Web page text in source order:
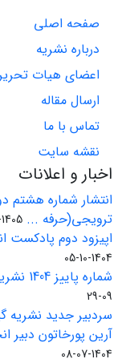
صفحه اصلی
درباره نشریه
اعضای هیات
ارسال مقاله
تماس با ما
نقشه سایت
اخبار و اعلانات
ترویجی(حرفه ... 1405-03-11
اپیزود دوم پادکست
1404-10-05
شماره پاییز 1404 نشریه گیاهپزشک (شماره هفتم) انجمن ...
09-29
سردبیر جدید
آرین پورخاتون دبیر
1404-07-08